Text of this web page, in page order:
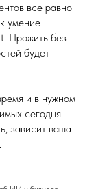
все равно
умение
Прожить без
будет
и в нужном
сегодня
зависит ваша